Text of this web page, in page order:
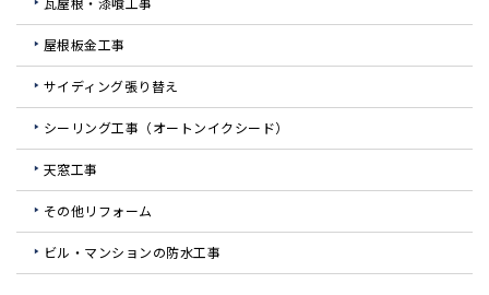
屋根板金工事
サイディング張り替え
シーリング工事（オートンイクシード）
天窓工事
その他リフォーム
ビル・マンションの防水工事